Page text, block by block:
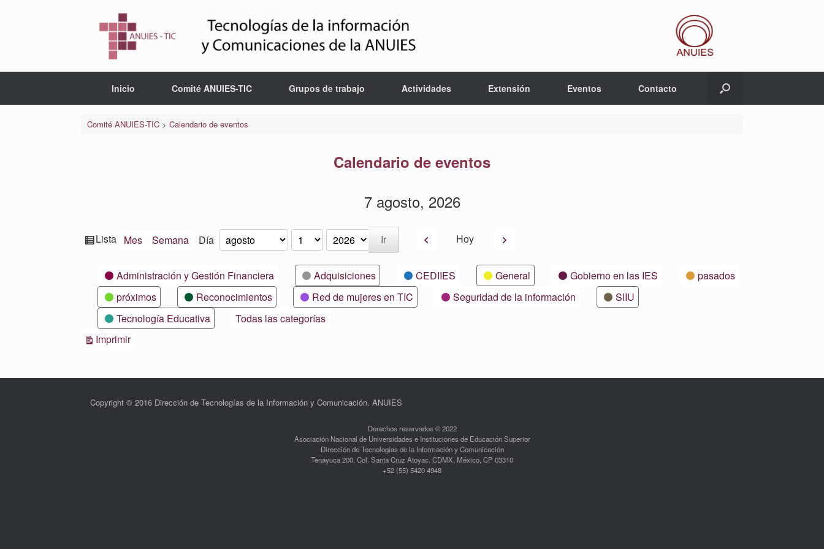
Inicio Comité ANUIES-TIC Grupos de trabajo Actividades Extensión Eventos Contacto
Comité ANUIES-TIC> Calendario de eventos
Calendario de eventos
7 agosto, 2026
Ver
Lista Mes Semana Día Mes
Día
Año AnteriorHoy Siguiente
CategoríasAdministración y Gestión Financiera Adquisiciones CEDIIES General Gobierno en las IES
pasados
próximos
Reconocimientos Red de mujeres en TIC Seguridad de la información
SIIU
Tecnología Educativa
Todas las categorías
ImprimirVistas
Copyright © 2016 Dirección de Tecnologías de la Información y Comunicación. ANUIES
Derechos reservados © 2022
Asociación Nacional de Universidades e Instituciones de Educación Superior
Dirección de Tecnologías de la Información y Comunicación
Tenayuca 200, Col. Santa Cruz Atoyac, CDMX, México, CP 03310
+52 (55) 5420 4948